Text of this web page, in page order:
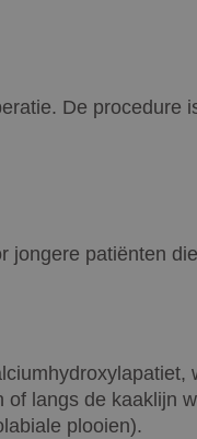
De procedure
patiënten
langs de kaaklijn
plooien).